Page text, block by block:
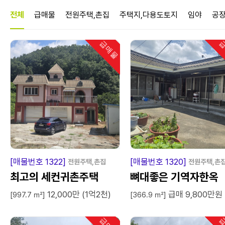
매물정보
전체 급매물 전원주택,촌집 주택지,다용도토지 임야 공
급매물
급 매 물
[매물번호 1322] 전원주택,촌집
최고의 세컨귀촌주택
[997.7 ㎡] 12,000만 (1억2천)
급 매
[매물번호 1320] 전원주택,촌
뼈대좋은 기역자한옥
[366.9 ㎡] 급매 9,800만원